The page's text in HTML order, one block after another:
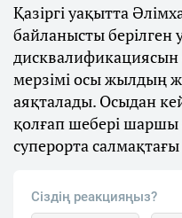
Қазіргі уақытта
байланысты берілген
мерзімі осы жылдың
аяқталады. Осыдан
қолғап шебері шаршы
суперорта
Сіздің реакцияңыз?